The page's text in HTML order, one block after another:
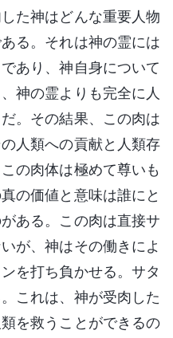
た神はどんな重要人物
る。それは神の霊には
あり、神自身について
神の霊よりも完全に人
。その結果、この肉は
人類への貢献と人類存
の肉体は極めて尊いも
の価値と意味は誰にと
ある。この肉は直接サ
が、神はその働きによ
を打ち負かせる。サタ
これは、神が受肉した
を救うことができるの